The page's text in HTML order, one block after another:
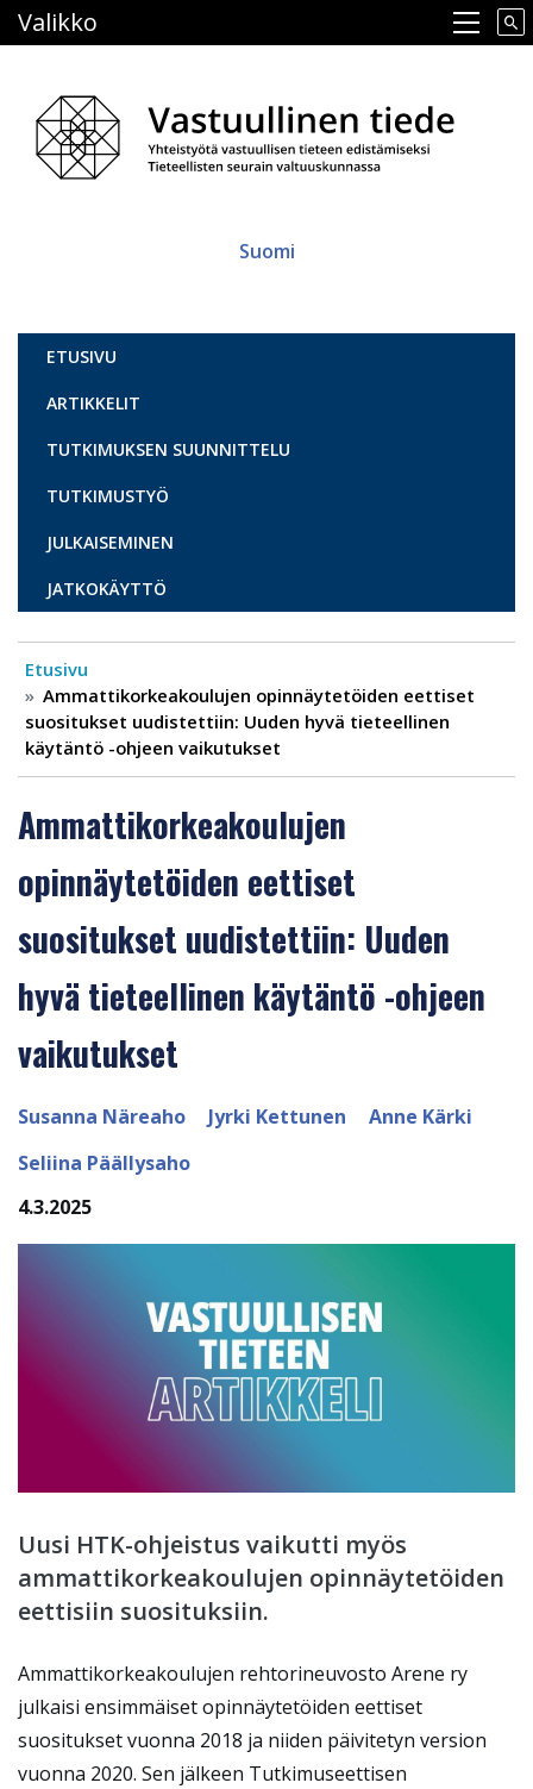
pääsisältöön
Main navigation
Valikko
Suomi
Vastuullinen tiede
ETUSIVU
ARTIKKELIT
TUTKIMUKSEN SUUNNITTELU
TUTKIMUSTYÖ
JULKAISEMINEN
JATKOKÄYTTÖ
Etusivu
Ammattikorkeakoulujen opinnäytetöiden eettiset
suositukset uudistettiin: Uuden hyvä tieteellinen
käytäntö -ohjeen vaikutukset
Ammattikorkeakoulujen
opinnäytetöiden eettiset
suositukset uudistettiin: Uuden
hyvä tieteellinen käytäntö -ohjeen
vaikutukset
Susanna Näreaho Jyrki Kettunen
Anne Kärki
Seliina Päällysaho
4.3.2025
Uusi HTK-ohjeistus vaikutti myös
ammattikorkeakoulujen opinnäytetöiden
eettisiin suosituksiin.
Ammattikorkeakoulujen rehtorineuvosto Arene ry
julkaisi ensimmäiset opinnäytetöiden eettiset
suositukset vuonna 2018 ja niiden päivitetyn version
vuonna 2020. Sen jälkeen Tutkimuseettisen